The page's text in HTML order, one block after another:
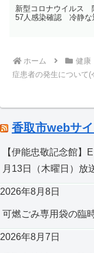
新型コロナウイルス
57人感染確認 冷静な
ホーム 健康
症患者の発生について
香取市webサ
【伊能忠敬記念館】
月13日（木曜日）放
2026年8月8日
可燃ごみ専用袋の臨
2026年8月7日